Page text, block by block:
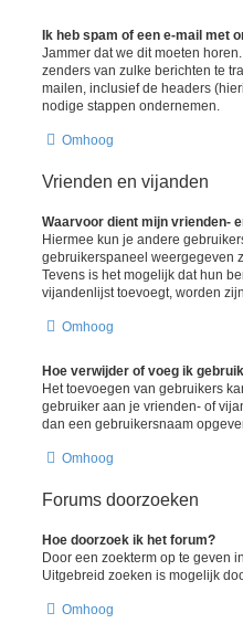
Ik heb spam of een e-mail met
Jammer dat we dit moeten
zenders van zulke berichten te
mailen, inclusief de headers
nodige stappen ondernemen.
Omhoog
Vrienden en vijanden
Waarvoor dient mijn vrienden-
Hiermee kun je andere
gebruikerspaneel weergegeven
Tevens is het mogelijk dat hun
vijandenlijst toevoegt, worden
Omhoog
Hoe verwijder of voeg ik
Het toevoegen van gebruikers
gebruiker aan je vrienden- of
dan een gebruikersnaam
Omhoog
Forums doorzoeken
Hoe doorzoek ik het forum?
Door een zoekterm op te geven
Uitgebreid zoeken is mogelijk
Omhoog